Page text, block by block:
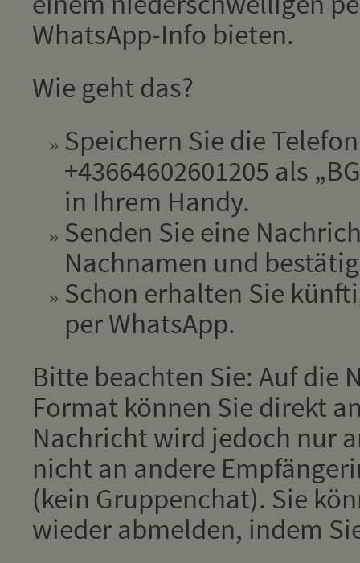
WhatsApp-Info bieten.
Wie geht das?
Speichern Sie die
+43664602601205 als
in Ihrem Handy.
Senden Sie eine
Nachnamen und
Schon erhalten Sie
per WhatsApp.
Bitte beachten Sie: Auf die
Format können Sie direkt
Nachricht wird jedoch nur
nicht an andere
(kein Gruppenchat). Sie
wieder abmelden, indem